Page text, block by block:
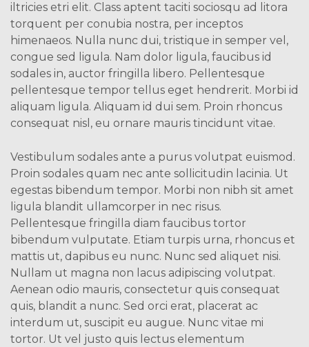
iltricies etri elit. Class aptent taciti sociosqu ad litora
torquent per conubia nostra, per inceptos
himenaeos. Nulla nunc dui, tristique in semper vel,
congue sed ligula. Nam dolor ligula, faucibus id
sodales in, auctor fringilla libero. Pellentesque
pellentesque tempor tellus eget hendrerit. Morbi id
aliquam ligula. Aliquam id dui sem. Proin rhoncus
consequat nisl, eu ornare mauris tincidunt vitae.
Vestibulum sodales ante a purus volutpat euismod.
Proin sodales quam nec ante sollicitudin lacinia. Ut
egestas bibendum tempor. Morbi non nibh sit amet
ligula blandit ullamcorper in nec risus.
Pellentesque fringilla diam faucibus tortor
bibendum vulputate. Etiam turpis urna, rhoncus et
mattis ut, dapibus eu nunc. Nunc sed aliquet nisi.
Nullam ut magna non lacus adipiscing volutpat.
Aenean odio mauris, consectetur quis consequat
quis, blandit a nunc. Sed orci erat, placerat ac
interdum ut, suscipit eu augue. Nunc vitae mi
tortor. Ut vel justo quis lectus elementum